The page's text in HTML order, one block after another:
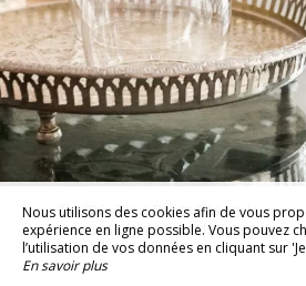
© 2026 - Tous Droits Réservés
Mentions Légales
Plan du Site
Nous utilisons des cookies afin de vous
expérience en ligne possible. Vous pouvez
l’utilisation de vos données en cliquant sur
En savoir plus